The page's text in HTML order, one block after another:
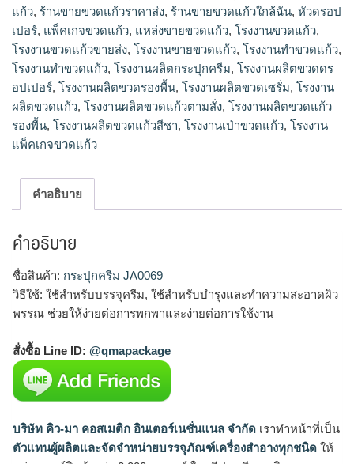
แก้ว, ร้านขายขวดแก้วราคาส่ง, ร้านขายขวดแก้วใกล้ฉัน, หัวดรอป
เปอร์, แพ็คเกจขวดแก้ว, แหล่งขายขวดแก้ว, โรงงานขวดแก้ว,
โรงงานขวดแก้วขายส่ง, โรงงานขายขวดแก้ว, โรงงานทำขวดแก้ว,
โรงงานทําขวดแก้ว, โรงงานผลิตกระปุกครีม, โรงงานผลิตขวดดร
อปเปอร์, โรงงานผลิตขวดรองพื้น, โรงงานผลิตขวดเซรั่ม, โรงงาน
ผลิตขวดแก้ว, โรงงานผลิตขวดแก้วตามสั่ง, โรงงานผลิตขวดแก้ว
รองพื้น, โรงงานผลิตขวดแก้วสีชา, โรงงานเป่าขวดแก้ว, โรงงาน
แพ็คเกจขวดแก้ว
คำอธิบาย
คำอธิบาย
ชื่อสินค้า: กระปุกครีม JA0069
วิธีใช้: ใช้สำหรับบรรจุครีม, ใช้สำหรับบำรุงและทำความสะอาดผิว
พรรณ ช่วยให้ง่ายต่อการพกพาและง่ายต่อการใช้งาน
สั่งซื้อ Line ID: @qmapackage
บริษัท คิว-มา คอสเมติก อินเตอร์เนชั่นแนล จำกัด เราทำหน้าที่เป็น
ตัวแทนผู้ผลิตและจัดจำหน่ายบรรจุภัณฑ์เครื่องสำอางทุกชนิด ให้